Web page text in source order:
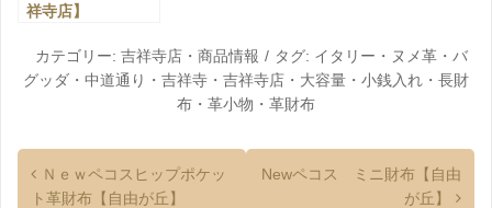
祥寺店】
カテゴリー: 吉祥寺店 ・ 商品情報 タグ: イタリー ・ ヌメ革 ・ バ
グッダ ・ 中道通り ・ 吉祥寺 ・ 吉祥寺店 ・ 大容量 ・ 小銭入れ ・ 長財
布 ・ 革小物 ・ 革財布
Ｎｅｗペコスヒップポケッ
ト革財布【自由が丘】
Newペコス ミニ財布【自由
が丘】